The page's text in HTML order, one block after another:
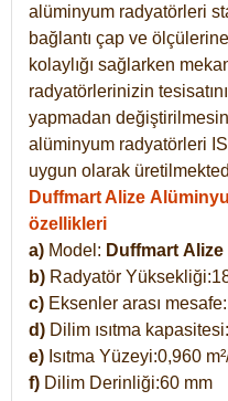
alüminyum radyatörleri
bağlantı çap ve
kolaylığı sağlarken
radyatörlerinizin
yapmadan
alüminyum radyatörleri
uygun olarak
Duffmart Alize
özellikleri
a) Model: Duffmart Alize
b) Radyatör
c) Eksenler arası
d) Dilim ısıtma
e) Isıtma Yüzeyi:0,960
f) Dilim Derinliği:60 mm